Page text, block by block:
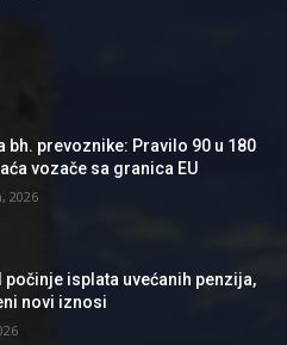
bh. prevoznike: Pravilo 90 u 180
vozače sa granica EU
2026
počinje isplata uvećanih penzija,
novi iznosi